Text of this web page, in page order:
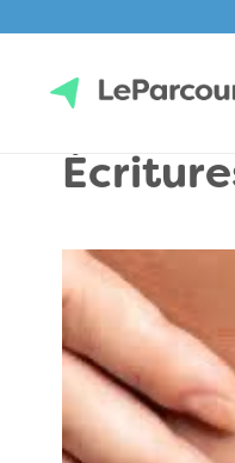
contentLeParcours.net